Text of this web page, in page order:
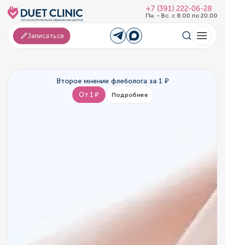
+7 (391) 222-06-28
Пн. - Вс. с 8.00 по 20.00
Записаться
Второе мнение флеболога за 1 ₽
От 1 ₽ Подробнее